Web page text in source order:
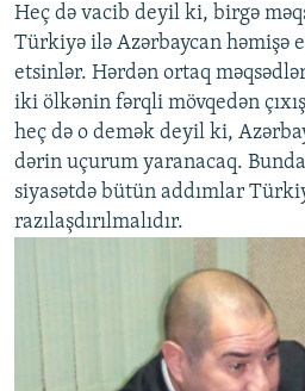
Heç də vacib deyil ki, birgə
Türkiyə ilə Azərbaycan həmişə
etsinlər. Hərdən ortaq
iki ölkənin fərqli mövqedən
heç də o demək deyil ki,
dərin uçurum yaranacaq.
siyasətdə bütün addımlar
razılaşdırılmalıdır.